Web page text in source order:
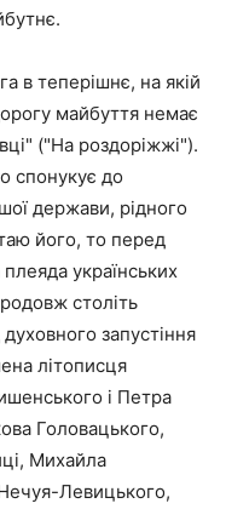
в теперішнє, на якій
майбуття немає
("На роздоріжжі").
спонукує до
держави, рідного
його, то перед
українських
століть
духовного запустіння
літописця
і Петра
Головацького,
Михайла
Левицького,